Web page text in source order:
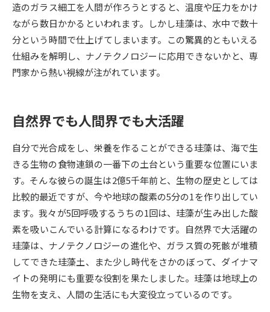
データサイエンス特集 奨学金・特待生制度特集
デジタルパンフレット 進路の３択
新学年スタート号特集ページ
新学年スタート号特集ページ
オープンキャンパスなどを調べる
オープンキャンパス検索 実施プログラムから探す
来場型・Web型イベント特集 夢ナビライブ
受験準備 資料検索
志望校・出願校を調べる
造のガラス細工を人間が作ろうとすると、温度や圧力をかけ
ながら数日かかるといわれます。しかし珪藻は、水中で数十
分という時間で仕上げてしまいます。この驚異的ともいえる
仕組みを解明し、ナノテクノロジーに応用できないかと、専
門家から熱い視線が注がれています。
自然界でも人間界でも大活躍
自分で光合成をし、栄養を作ることができる珪藻は、海で生
きる生物の食物連鎖の一番下の土台という重要な位置にいま
す。そんな彼らの誕生は2億5千年前と、生物の歴史としては
比較的最近ですが、今や地球の酸素の5分の1を作り出してい
ます。我々が5回呼吸するうちの1回は、珪藻が生み出した酸
素を吸いこんでいる計算になるわけです。自然界で大活躍の
珪藻は、ナノテクノロジーの進化や、ガラス質の死骸が堆積
してできた珪藻土、また少し時代をさかのぼって、ダイナマ
イトの発明にも重要な役割を果たしました。珪藻は地球上の
生物を支え、人間の生活にも大変役立っているのです。